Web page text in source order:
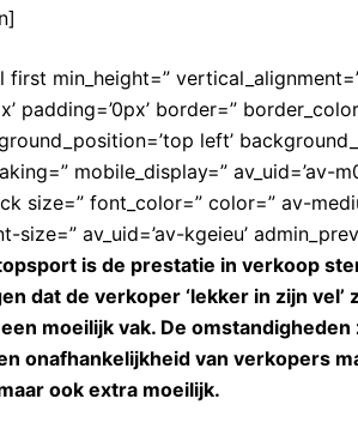
first min_height=”
padding=’0px’ border=”
left’
mobile_display=” av_uid=’av-
size=” font_color=” color=” av-
size=” av_uid=’av-kgeieu’
is de prestatie in verkoop
dat de verkoper ‘lekker in zijn
moeilijk vak. De
onafhankelijkheid van verkopers
ook extra moeilijk.